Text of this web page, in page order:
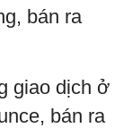
bán ra
giao dịch ở
bán ra